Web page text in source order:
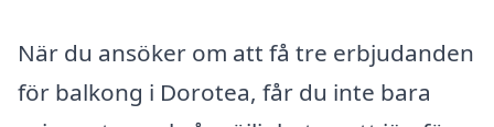
När du ansöker om att få tre erbjudanden
för balkong i Dorotea, får du inte bara